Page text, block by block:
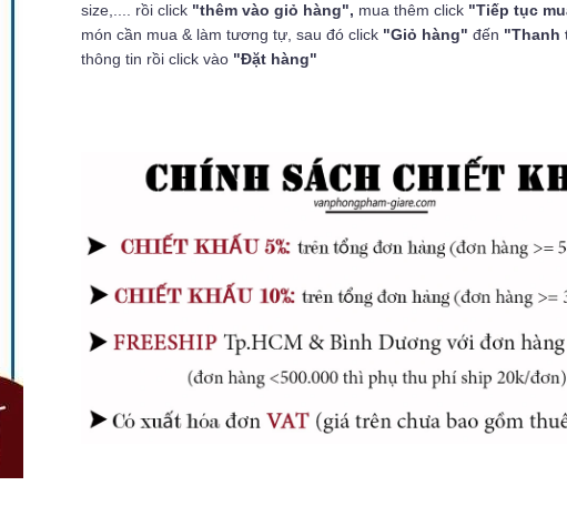
size,.... rồi click "thêm vào giỏ hàng", mua thêm click "Tiếp tục
món cần mua & làm tương tự, sau đó click "Giỏ hàng" đến "Thanh
thông tin rồi click vào "Đặt hàng"